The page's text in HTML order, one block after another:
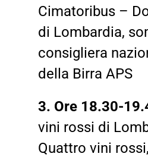
Cimatoribus –
di Lombardia,
consigliera
della Birra APS
3. Ore 18.30-
vini rossi di
Quattro vini